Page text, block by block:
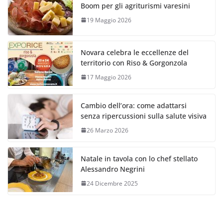
Boom per gli agriturismi varesini
19 Maggio 2026
Novara celebra le eccellenze del
territorio con Riso & Gorgonzola
17 Maggio 2026
Cambio dell’ora: come adattarsi
senza ripercussioni sulla salute visiva
26 Marzo 2026
Natale in tavola con lo chef stellato
Alessandro Negrini
24 Dicembre 2025